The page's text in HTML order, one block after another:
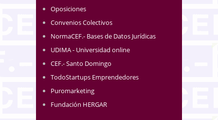
Oposiciones
Convenios Colectivos
NormaCEF.- Bases de Datos Jurídicas
UDIMA - Universidad online
CEF.- Santo Domingo
TodoStartups Emprendedores
Puromarketing
Fundación HERGAR